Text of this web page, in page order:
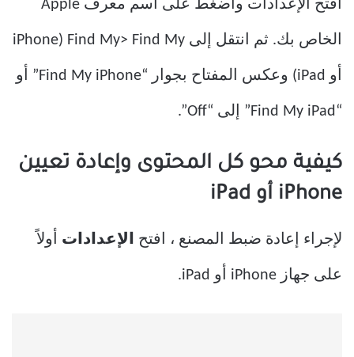
افتح الإعدادات واضغط على اسم معرف Apple
الخاص بك. ثم انتقل إلى Find My> Find My (iPhone
أو iPad) وعكس المفتاح بجوار “Find My iPhone” أو
“Find My iPad” إلى “Off”.
كيفية محو كل المحتوى وإعادة تعيين
iPhone أو iPad
لإجراء إعادة ضبط المصنع ، افتح الإعدادات أولاً
على جهاز iPhone أو iPad.